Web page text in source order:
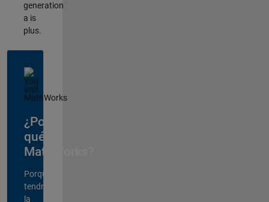
generation
a is
plus.
¿Por
qué
MathWorks?
Porque
tendrá
la